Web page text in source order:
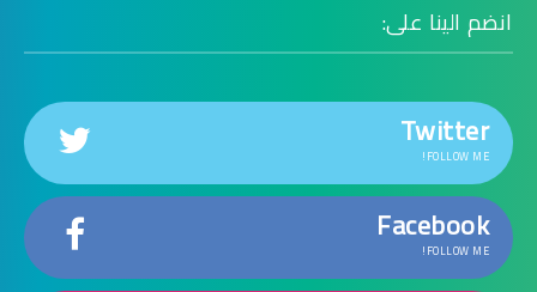
انضم الينا على:
Twitter
FOLLOW ME!
Facebook
FOLLOW ME!